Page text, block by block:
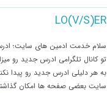
LO(V/S)ER
سلام خدمت ادمین های سایت؛
تو کانال تلگرامی ادرس جدید رو
به هر دلیلی ادرس جدید رو پیدا
سایت بعضی صفحه ها امکان